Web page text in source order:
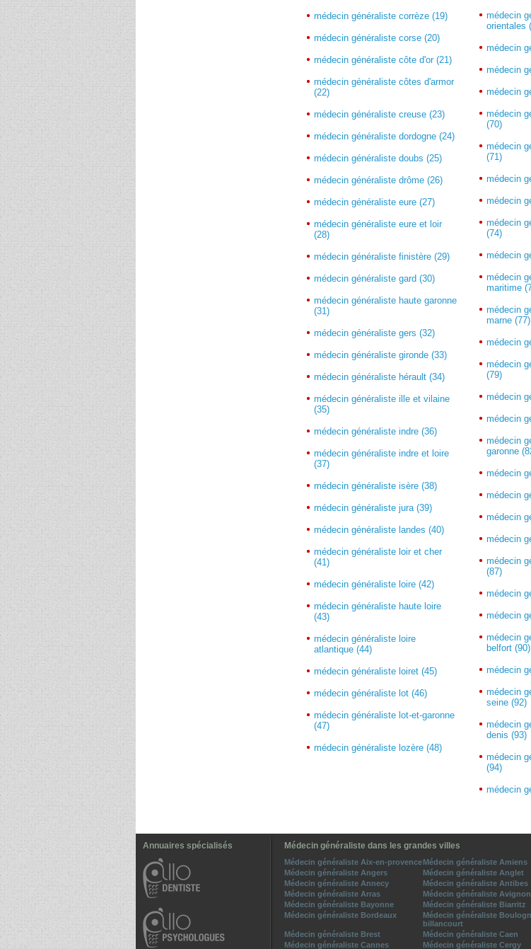
médecin généraliste corrèze (19)
médecin généraliste corse (20)
médecin généraliste côte d'or (21)
médecin généraliste côtes d'armor
(22)
médecin généraliste creuse (23)
médecin généraliste dordogne (24)
médecin généraliste doubs (25)
médecin généraliste drôme (26)
médecin généraliste eure (27)
médecin généraliste eure et loir
(28)
médecin généraliste finistère (29)
médecin généraliste gard (30)
médecin généraliste haute garonne
(31)
médecin généraliste gers (32)
médecin généraliste gironde (33)
médecin généraliste hérault (34)
médecin généraliste ille et vilaine
(35)
médecin généraliste indre (36)
médecin généraliste indre et loire
(37)
médecin généraliste isère (38)
médecin généraliste jura (39)
médecin généraliste landes (40)
médecin généraliste loir et cher
(41)
médecin généraliste loire (42)
médecin généraliste haute loire
(43)
médecin généraliste loire
atlantique (44)
médecin généraliste loiret (45)
médecin généraliste lot (46)
médecin généraliste lot-et-garonne
(47)
médecin généraliste lozère (48)
médecin
orientales
médecin
médecin
médecin
médecin
(70)
médecin
(71)
médecin
médecin
médecin
(74)
médecin
médecin
maritime
médecin
marne (77)
médecin
médecin
(79)
médecin
médecin
médecin
garonne
médecin
médecin
médecin
médecin
médecin
(87)
médecin
médecin
médecin
belfort (90)
médecin
médecin
seine (92)
médecin
denis (93)
médecin
(94)
médecin
Annuaires spécialisés Médecin généraliste dans les grandes villes
Médecin généraliste Aix-en-provenceMédecin généraliste Amiens
Médecin généraliste Angers
Médecin généraliste Anglet
Médecin généraliste Annecy
Médecin généraliste Antibes
Médecin généraliste Arras
Médecin généraliste Avignon
Médecin généraliste Bayonne
Médecin généraliste Biarritz
Médecin généraliste Bordeaux
Médecin généraliste
billancourt
Médecin généraliste Brest
Médecin généraliste Caen
Médecin généraliste Cannes
Médecin généraliste Cergy